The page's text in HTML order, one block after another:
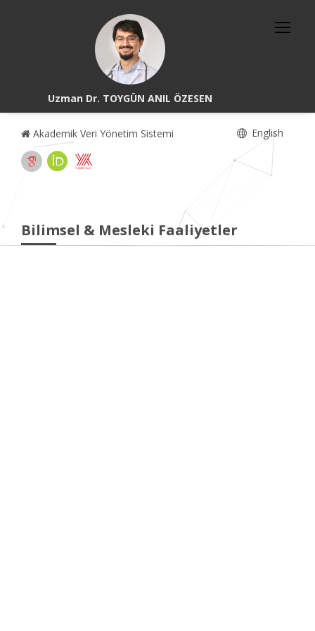
Uzman Dr. TOYGÜN ANIL ÖZESEN
Akademik Veri Yönetim Sistemi English
Bilimsel & Mesleki Faaliyetler